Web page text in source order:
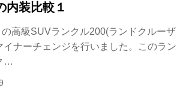
内装比較１
高級SUVランクル200(ランドクルーザ
イナーチェンジを行いました。このラン
…